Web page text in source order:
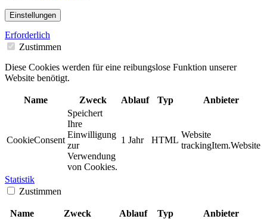
Einstellungen
Erforderlich
Zustimmen
Diese Cookies werden für eine reibungslose Funktion unserer
Website benötigt.
Name Zweck Ablauf Typ Anbieter
CookieConsent
Speichert
Ihre
Einwilligung
zur
Verwendung
von Cookies.
1 Jahr HTML
Website
trackingItem.Website
Statistik
Zustimmen
Name Zweck Ablauf Typ Anbieter